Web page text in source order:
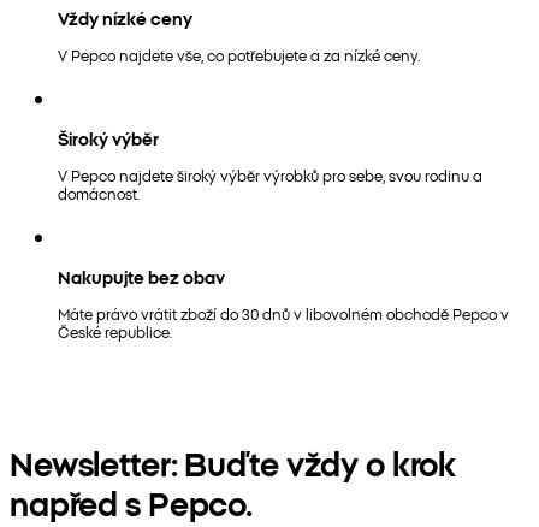
Vždy nízké ceny
V Pepco najdete vše, co potřebujete a za nízké ceny.
Široký výběr
V Pepco najdete široký výběr výrobků pro sebe, svou rodinu a
domácnost.
Nakupujte bez obav
Máte právo vrátit zboží do 30 dnů v libovolném obchodě Pepco v
České republice.
Newsletter: Buďte vždy o krok
napřed s Pepco.